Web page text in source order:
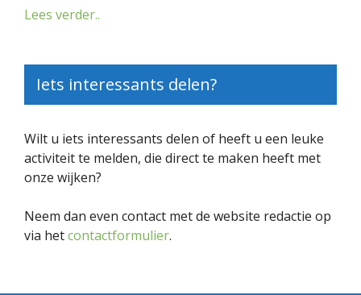
Lees verder..
Iets interessants delen?
Wilt u iets interessants delen of heeft u een leuke
activiteit te melden, die direct te maken heeft met
onze wijken?
Neem dan even contact met de website redactie op
via hetcontactformulier.